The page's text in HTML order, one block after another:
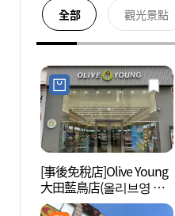
全部 觀光景點
[事後免稅店]Olive Young
大田藍鳥店(올리브영 대
전파랑새점)